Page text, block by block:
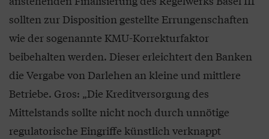
sollten zur Disposition gestellte Errungenschaften
wie der sogenannte KMU-Korrekturfaktor
beibehalten werden. Dieser erleichtert den Banken
die Vergabe von Darlehen an kleine und mittlere
Betriebe. Gros: „Die Kreditversorgung des
Mittelstands sollte nicht noch durch unnötige
regulatorische Eingriffe künstlich verknappt